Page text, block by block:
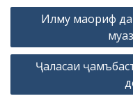
P
s
n
Илму маориф
Ҷаласаи